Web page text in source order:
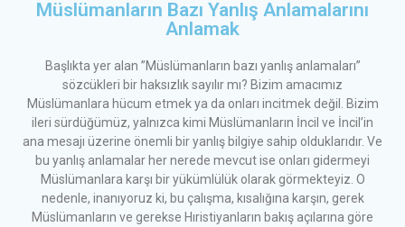
Müslümanların Bazı Yanlış Anlamalarını
Anlamak
Başlıkta yer alan ”Müslümanların bazı yanlış anlamaları”
sözcükleri bir haksızlık sayılır mı? Bizim amacımız
Müslümanlara hücum etmek ya da onları incitmek değil. Bizim
ileri sürdüğümüz, yalnızca kimi Müslümanların İncil ve İncil’in
ana mesajı üzerine önemli bir yanlış bilgiye sahip olduklarıdır. Ve
bu yanlış anlamalar her nerede mevcut ise onları gidermeyi
Müslümanlara karşı bir yükümlülük olarak görmekteyiz. O
nedenle, inanıyoruz ki, bu çalışma, kısalığına karşın, gerek
Müslümanların ve gerekse Hıristiyanların bakış açılarına göre